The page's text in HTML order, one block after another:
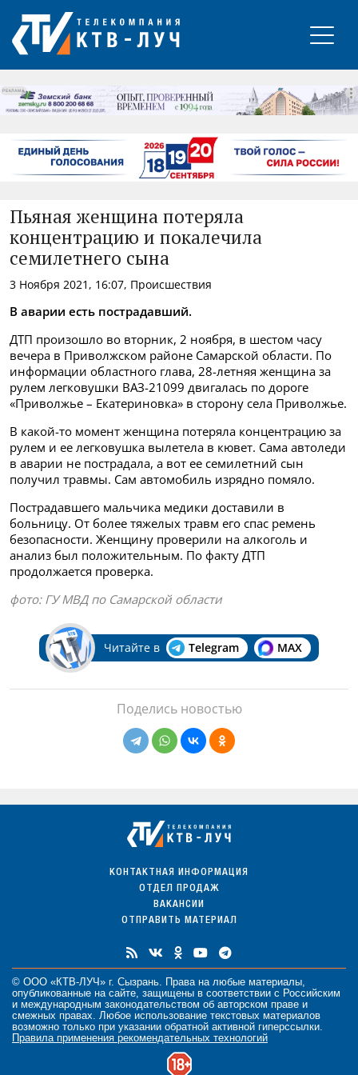
РЕКЛАМА
Пьяная женщина потеряла
концентрацию и покалечила
семилетнего сына
3 Ноября 2021, 16:07, Происшествия
В аварии есть пострадавший.
ДТП произошло во вторник, 2 ноября, в шестом часу
вечера в Приволжском районе Самарской области. По
информации областного глава, 28-летняя женщина за
рулем легковушки ВАЗ-21099 двигалась по дороге
«Приволжье – Екатериновка» в сторону села Приволжье.
В какой-то момент женщина потеряла концентрацию за
рулем и ее легковушка вылетела в кювет. Сама автоледи
в аварии не пострадала, а вот ее семилетний сын
получил травмы. Сам автомобиль изрядно помяло.
Пострадавшего мальчика медики доставили в
больницу. От более тяжелых травм его спас ремень
безопасности. Женщину проверили на алкоголь и
анализ был положительным. По факту ДТП
продолжается проверка.
фото: ГУ МВД по Самарской области
Читайте в Telegram MAX
Поделись новостью
КОНТАКТНАЯ ИНФОРМАЦИЯ
ОТДЕЛ ПРОДАЖ
ВАКАНСИИ
ОТПРАВИТЬ МАТЕРИАЛ
© ООО «КТВ-ЛУЧ» г. Сызрань. Права на любые материалы
опубликованные на сайте, защищены в соответствии с Российским
и международным законодательством об авторском праве и
смежных правах. Любое использование текстовых материалов
возможно только при указании обратной активной гиперссылки.
Правила применения рекомендательных технологий